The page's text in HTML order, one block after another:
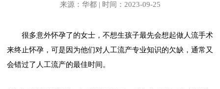
来源：华都 | 时间：2023-09-25
很多意外怀孕了的女士，不想生孩子最先会想起做人流手术
来终止怀孕，可是因为他们对人工流产专业知识的欠缺，通常又
会错过了人工流产的最佳时间。